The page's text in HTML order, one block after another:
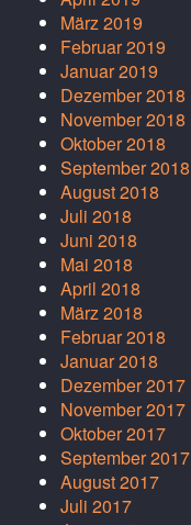
März 2019
Februar 2019
Januar 2019
Dezember 2018
November 2018
Oktober 2018
September 2018
August 2018
Juli 2018
Juni 2018
Mai 2018
April 2018
März 2018
Februar 2018
Januar 2018
Dezember 2017
November 2017
Oktober 2017
September 2017
August 2017
Juli 2017